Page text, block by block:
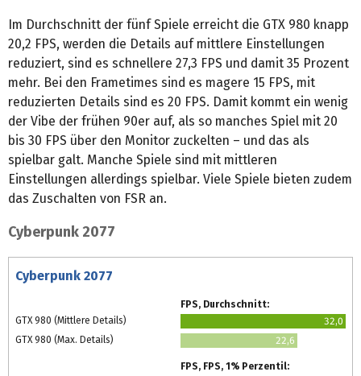
Im Durchschnitt der fünf Spiele erreicht die GTX 980 knapp
20,2 FPS, werden die Details auf mittlere Einstellungen
reduziert, sind es schnellere 27,3 FPS und damit 35 Prozent
mehr. Bei den Frametimes sind es magere 15 FPS, mit
reduzierten Details sind es 20 FPS. Damit kommt ein wenig
der Vibe der frühen 90er auf, als so manches Spiel mit 20
bis 30 FPS über den Monitor zuckelten – und das als
spielbar galt. Manche Spiele sind mit mittleren
Einstellungen allerdings spielbar. Viele Spiele bieten zudem
das Zuschalten von FSR an.
Cyberpunk 2077
Cyberpunk 2077
FPS, Durchschnitt:
GTX 980 (Mittlere Details)
32,0
GTX 980 (Max. Details)
22,6
FPS, FPS, 1% Perzentil: